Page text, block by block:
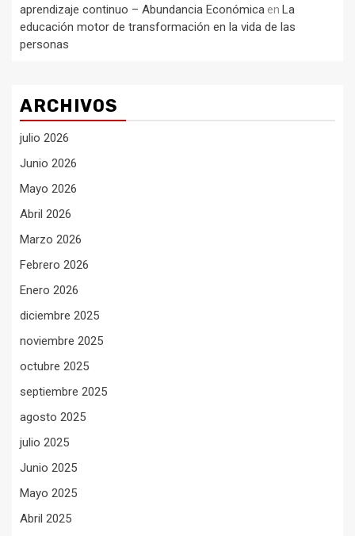
aprendizaje continuo – Abundancia Económica en La
educación motor de transformación en la vida de las
personas
ARCHIVOS
julio 2026
Junio 2026
Mayo 2026
Abril 2026
Marzo 2026
Febrero 2026
Enero 2026
diciembre 2025
noviembre 2025
octubre 2025
septiembre 2025
agosto 2025
julio 2025
Junio 2025
Mayo 2025
Abril 2025